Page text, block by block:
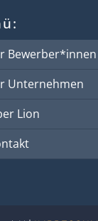
Bewerber*innen
Unternehmen
Lion